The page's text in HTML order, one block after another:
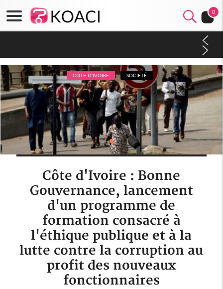
0
dépigmentants dangereux
CÔTE D'IVOIRE SOCIÉTÉ
Côte d'Ivoire : Bonne
Gouvernance, lancement
d'un programme de
formation consacré à
l'éthique publique et à la
lutte contre la corruption au
profit des nouveaux
fonctionnaires